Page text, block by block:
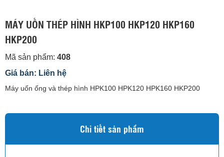
MÁY UỐN THÉP HÌNH HKP100 HKP120 HKP160
HKP200
Mã sản phẩm: 408
Giá bán: Liên hệ
Máy uốn ống và thép hình HPK100 HPK120 HPK160 HKP200
Chi tiết sản phẩm